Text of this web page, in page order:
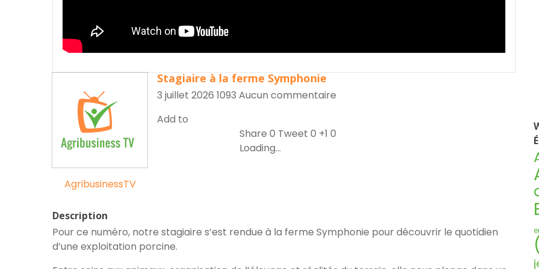
AgribusinessTV
Stagiaire à la ferme Symphonie
3 juillet 2026 1093 Aucun commentaire
Add to
Share 0 Tweet 0 +1 0
Loading...
Description
Pour ce numéro, notre stagiaire s’est rendue à la ferme Symphonie pour découvrir le quotidien
d’une exploitation porcine.